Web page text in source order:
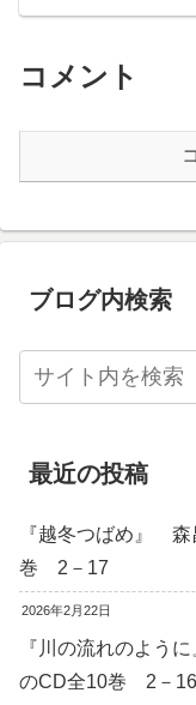
コメント
ブログ内検索
最近の投稿
『越冬つばめ』
巻 2－17
2026年2月22日
『川の流れのよ
のCD全10巻 2－16